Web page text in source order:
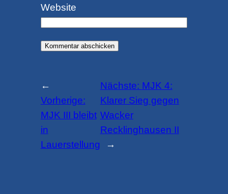
Website
←
Vorherige:
MJK III bleibt
in
Lauerstellung
Nächste: MJK 4:
Klarer Sieg gegen
Wacker
Recklinghausen II
→